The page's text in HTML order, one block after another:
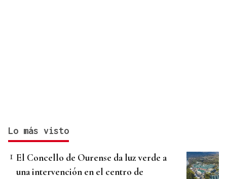
Lo más visto
El Concello de Ourense da luz verde a
una intervención en el centro de